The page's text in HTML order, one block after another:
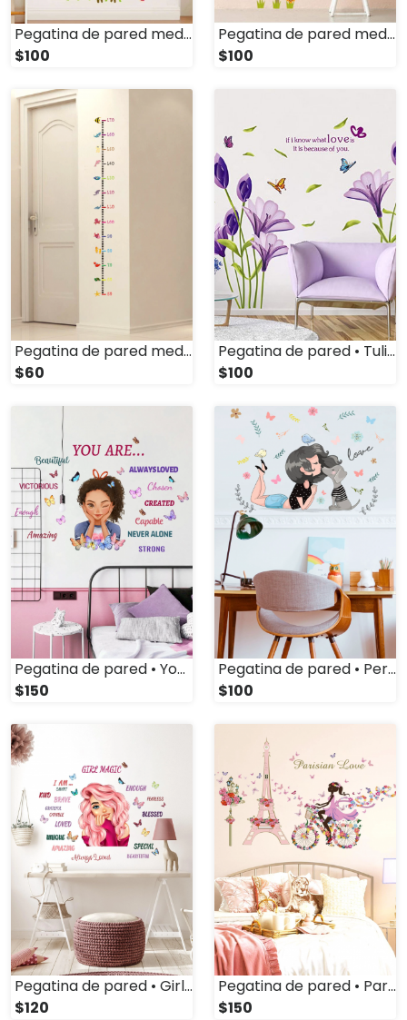
Pegatina de pared medición de altura • Jirafa
$100
Pegatina de pared medición de altura • Aves
$100
Pegatina de pared medición de altura • Peces
$60
Pegatina de pared • Tulipanes
$100
Pegatina de pared • You Are (Mod. 1)
$150
Pegatina de pared • Perrito
$100
Pegatina de pared • Girl Magic
$120
Pegatina de pared • París
$150